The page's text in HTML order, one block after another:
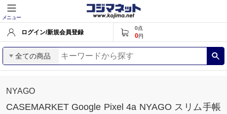
メニュー
ログイン/新規会員登録
0点
0円
全ての商品
NYAGO
CASEMARKET Google Pixel 4a NYAGO スリム手帳